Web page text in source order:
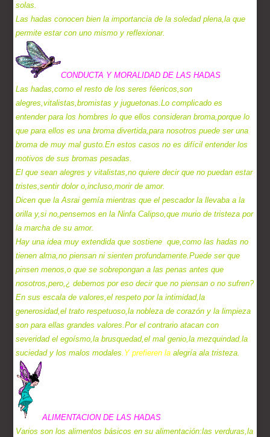
solas.
Las hadas conocen bien la importancia de la soledad plena,la que
permite estar con uno mismo y reflexionar.
CONDUCTA Y MORALIDAD DE LAS HADAS
Las hadas,como el resto de los seres féericos,son
alegres,vitalistas,bromistas y juguetonas.Lo complicado es
entender para los hombres lo que ellos consideran broma,porque lo
que para ellos es una broma divertida,para nosotros puede ser una
broma de muy mal gusto.En estos casos no es difícil entender los
motivos de sus bromas pesadas.
El que sean alegres y vitalistas,no quiere decir que no puedan estar
tristes,sentir dolor o,incluso,morir de amor.
Dicen que la Asrai gemía mientras que el pescador la llevaba a la
orilla y,si no,pensemos en la Ninfa Calipso,que murio de tristeza por
la marcha de su amor.
Hay una idea muy extendida que sostiene que,como las hadas no
tienen alma,no piensan ni sienten profundamente.Puede ser que
pinsen menos,o que se sobrepongan a las penas antes que
nosotros,pero,¿ debemos por eso decir que no piensan o no sufren?
En sus escala de valores,el respeto por la intimidad,la
generosidad,el trato respetuoso,la nobleza de corazón y la limpieza
son para ellas grandes valores.Por el contrario atacan con
severidad el egoísmo,la brusquedad,el mal genio,la mezquindad,la
suciedad y los malos modales.Y prefieren laalegría ala tristeza.
ALIMENTACION DE LAS HADAS
Varios son los alimentos básicos en su alimentación:las verduras,la